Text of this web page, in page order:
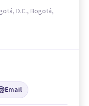
D.C., Bogotá,
Email